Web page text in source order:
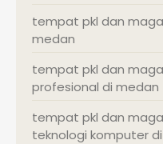
tempat pkl dan
medan
tempat pkl dan
profesional di medan
tempat pkl dan
teknologi komputer